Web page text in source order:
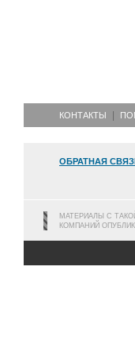
КОНТАКТЫ
ОБРАТНАЯ
МАТЕРИАЛЫ С
КОМПАНИЙ